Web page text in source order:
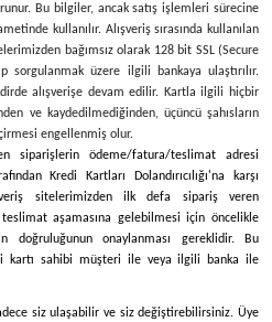
Bu bilgiler, ancak satış işlemleri sürecine
kullanılır. Alışveriş sırasında kullanılan
bağımsız olarak 128 bit SSL (Secure
sorgulanmak üzere ilgili bankaya ulaştırılır.
alışverişe devam edilir. Kartla ilgili hiçbir
ve kaydedilmediğinden, üçüncü şahısların
engellenmiş olur.
siparişlerin ödeme/fatura/teslimat adresi
Kredi Kartları Dolandırıcılığı'na karşı
sitelerimizden ilk defa sipariş veren
aşamasına gelebilmesi için öncelikle
doğruluğunun onaylanması gereklidir. Bu
kartı sahibi müşteri ile veya ilgili banka ile
siz ulaşabilir ve siz değiştirebilirsiniz. Üye